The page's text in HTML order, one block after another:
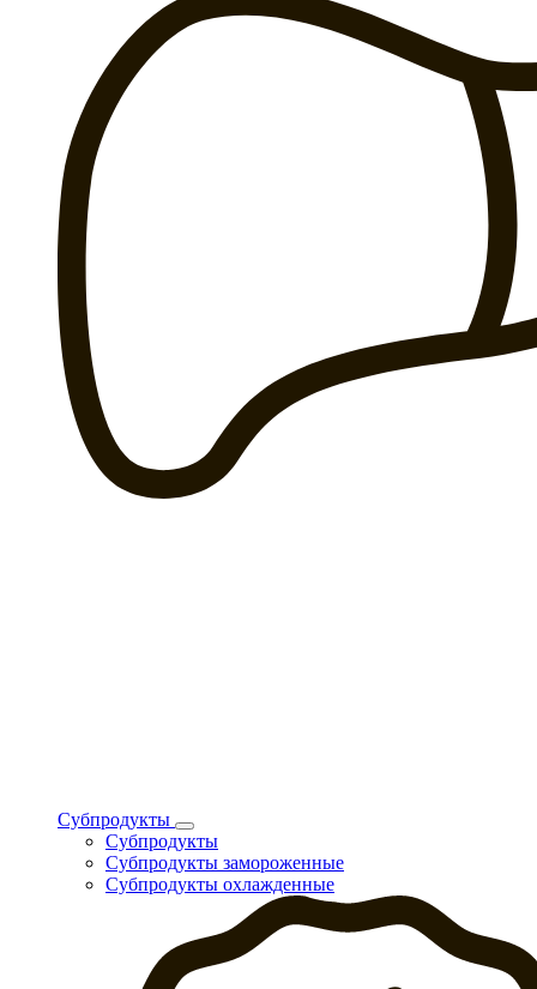
Субпродукты
Субпродукты
Субпродукты замороженные
Субпродукты охлажденные